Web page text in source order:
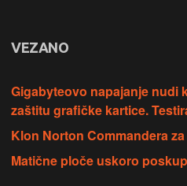
VEZANO
Gigabyteovo napajanje nudi
zaštitu grafičke kartice.
Klon Norton Commandera
Matične ploče uskoro